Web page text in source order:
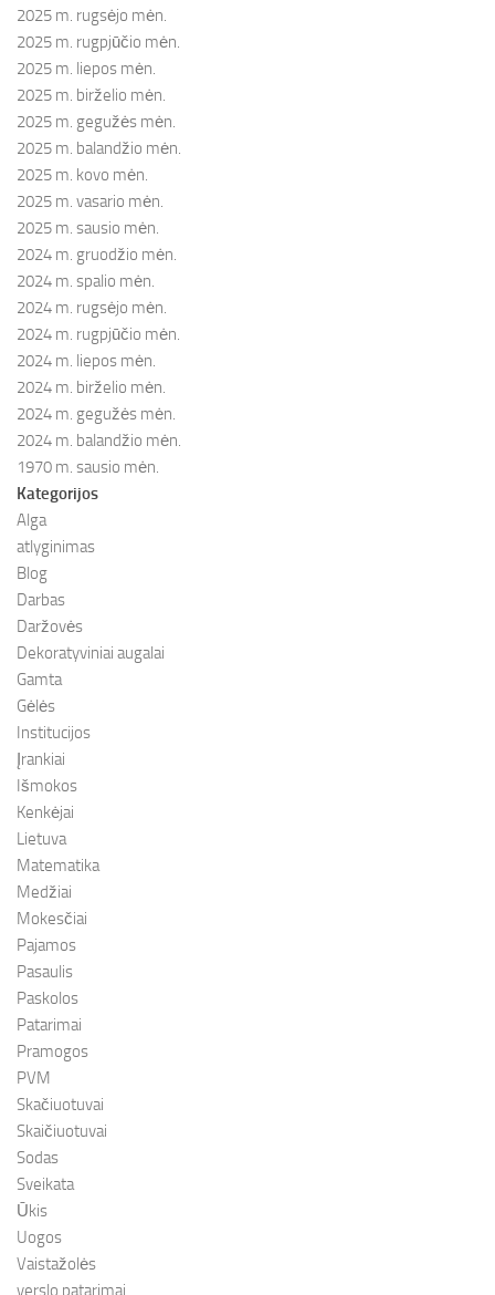
2025 m. rugsėjo mėn.
2025 m. rugpjūčio mėn.
2025 m. liepos mėn.
2025 m. birželio mėn.
2025 m. gegužės mėn.
2025 m. balandžio mėn.
2025 m. kovo mėn.
2025 m. vasario mėn.
2025 m. sausio mėn.
2024 m. gruodžio mėn.
2024 m. spalio mėn.
2024 m. rugsėjo mėn.
2024 m. rugpjūčio mėn.
2024 m. liepos mėn.
2024 m. birželio mėn.
2024 m. gegužės mėn.
2024 m. balandžio mėn.
1970 m. sausio mėn.
Kategorijos
Alga
atlyginimas
Blog
Darbas
Daržovės
Dekoratyviniai augalai
Gamta
Gėlės
Institucijos
Įrankiai
Išmokos
Kenkėjai
Lietuva
Matematika
Medžiai
Mokesčiai
Pajamos
Pasaulis
Paskolos
Patarimai
Pramogos
PVM
Skačiuotuvai
Skaičiuotuvai
Sodas
Sveikata
Ūkis
Uogos
Vaistažolės
verslo patarimai